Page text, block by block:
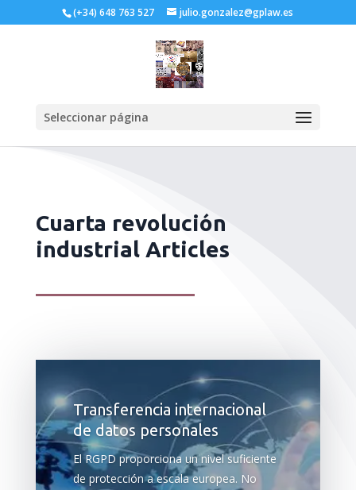
(+34) 648 763 527 julio.gonzalez@gplaw.es
Seleccionar página
Cuarta revolución
industrial Articles
Transferencia internacional
de datos personales
El RGPD proporciona un nivel suficiente
de protección a escala europea. No